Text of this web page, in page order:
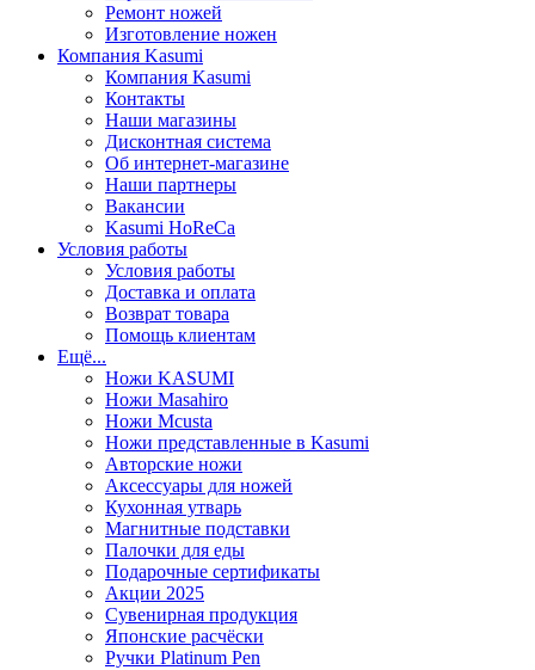
Ремонт ножей
Изготовление ножен
Компания Kasumi
Компания Kasumi
Контакты
Наши магазины
Дисконтная система
Об интернет-магазине
Наши партнеры
Вакансии
Kasumi HoReCa
Условия работы
Условия работы
Доставка и оплата
Возврат товара
Помощь клиентам
Ещё...
Ножи KASUMI
Ножи Masahiro
Ножи Mcusta
Ножи представленные в Kasumi
Авторские ножи
Аксессуары для ножей
Кухонная утварь
Магнитные подставки
Палочки для еды
Подарочные сертификаты
Акции 2025
Сувенирная продукция
Японские расчёски
Ручки Platinum Pen